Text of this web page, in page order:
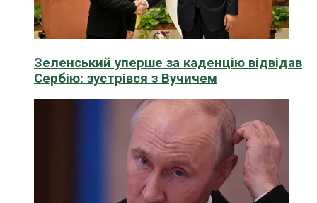
Зеленський уперше за каденцію відвідав
Сербію: зустрівся з Вучичем